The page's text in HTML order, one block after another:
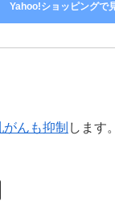
Yahoo!ショッピングで
んも抑制 します。